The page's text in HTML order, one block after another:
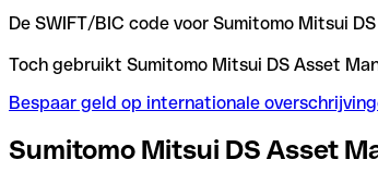
De SWIFT/BIC code voor Sumitomo Mitsui
Toch gebruikt Sumitomo Mitsui DS Asset
Bespaar geld op internationale
Sumitomo Mitsui DS Asset